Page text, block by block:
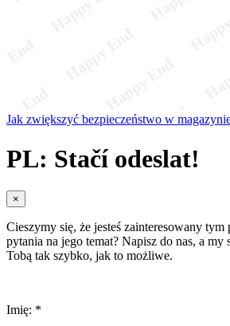
Jak zwiększyć bezpieczeństwo w
PL: Stačí odeslat!
×
Cieszymy się, że jesteś zainteresowany
pytania na jego temat? Napisz do nas, a my
Tobą tak szybko, jak to możliwe.
Imię: *